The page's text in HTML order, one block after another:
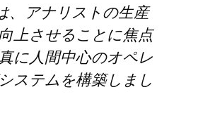
、アナリストの生産
上させることに焦点
に人間中心のオペレ
ステムを構築しまし